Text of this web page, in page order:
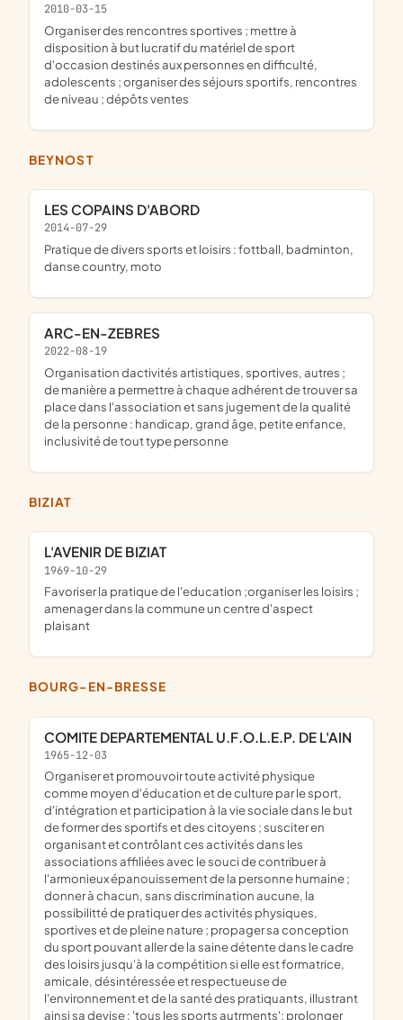
2010-03-15
organiser des rencontres sportives ; mettre à
disposition à but lucratif du matériel de sport
d'occasion destinés aux personnes en difficulté,
adolescents ; organiser des séjours sportifs, rencontres
de niveau ; dépôts ventes
BEYNOST
LES COPAINS D'ABORD
2014-07-29
pratique de divers sports et loisirs : fottball, badminton,
danse country, moto
ARC-EN-ZEBRES
2022-08-19
organisation dactivités artistiques, sportives, autres ;
de manière a permettre à chaque adhérent de trouver sa
place dans l'association et sans jugement de la qualité
de la personne : handicap, grand âge, petite enfance,
inclusivité de tout type personne
BIZIAT
L'AVENIR DE BIZIAT
1969-10-29
favoriser la pratique de l'education ;organiser les loisirs ;
amenager dans la commune un centre d'aspect
plaisant
BOURG-EN-BRESSE
COMITE DEPARTEMENTAL U.F.O.L.E.P. DE L'AIN
1965-12-03
organiser et promouvoir toute activité physique
comme moyen d'éducation et de culture par le sport,
d'intégration et participation à la vie sociale dans le but
de former des sportifs et des citoyens ; susciter en
organisant et contrôlant ces activités dans les
associations affiliées avec le souci de contribuer à
l'armonieux épanouissement de la personne humaine ;
donner à chacun, sans discrimination aucune, la
possibilitté de pratiquer des activités physiques,
sportives et de pleine nature ; propager sa conception
du sport pouvant aller de la saine détente dans le cadre
des loisirs jusqu'à la compétition si elle est formatrice,
amicale, désintéressée et respectueuse de
l'environnement et de la santé des pratiquants, illustrant
ainsi sa devise : 'tous les sports autrments'; prolonger